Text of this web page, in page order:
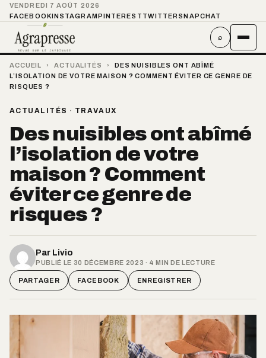
VENDREDI 7 AOÛT 2026
FACEBOOKINSTAGRAMPINTEREST TWITTER SNAPCHAT
⌕
ACCUEIL › ACTUALITÉS ›
DES NUISIBLES ONT ABÎMÉ
L’ISOLATION DE VOTRE MAISON ? COMMENT ÉVITER CE GENRE DE
RISQUES ?
ACTUALITÉS · TRAVAUX
Des nuisibles ont abîmé
l’isolation de votre
maison ? Comment
éviter ce genre de
risques ?
Par Livio
PUBLIÉ LE 30 DÉCEMBRE 2023 · 4 MIN DE LECTURE
PARTAGER FACEBOOK ENREGISTRER